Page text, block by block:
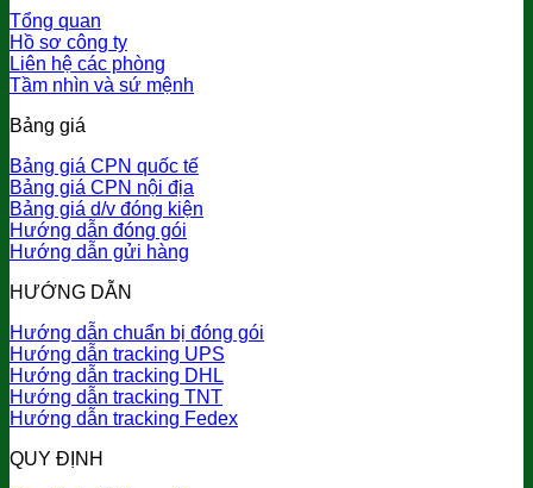
Tổng quan
Hồ sơ công ty
Liên hệ các phòng
Tầm nhìn và sứ mệnh
Bảng giá
Bảng giá CPN quốc tế
Bảng giá CPN nội địa
Bảng giá d/v đóng kiện
Hướng dẫn đóng gói
Hướng dẫn gửi hàng
HƯỚNG DẪN
Hướng dẫn chuẩn bị đóng gói
Hướng dẫn tracking UPS
Hướng dẫn tracking DHL
Hướng dẫn tracking TNT
Hướng dẫn tracking Fedex
QUY ĐỊNH